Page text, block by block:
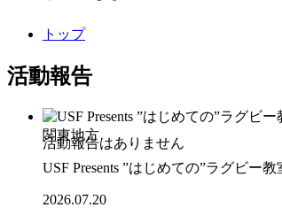
トップ
活動報告
関東地方
USF Presents ”はじめての”ラグビー
2026.07.20